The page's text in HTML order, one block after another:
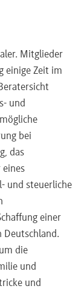
Mitglieder
einige Zeit im
und
bei
das
eines
und steuerliche
einer
Deutschland.
die
und
und